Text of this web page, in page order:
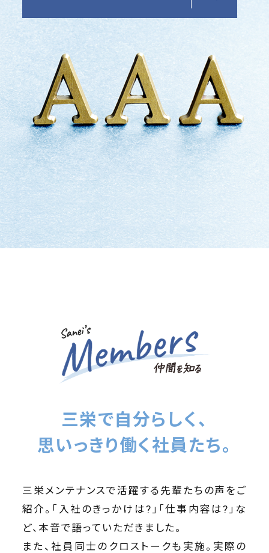
三栄で自分らしく、
思いっきり働く社員たち。
三栄メンテナンスで活躍する先輩たちの声をご
紹介。「入社のきっかけは?」「仕事内容は?」な
ど、本音で語っていただきました。
また、社員同士のクロストークも実施。実際の